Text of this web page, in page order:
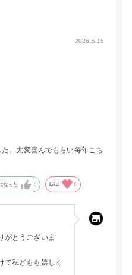
2026.5.15
。大変喜んでもらい毎年こち
なった 0 Like! 0
がとうございま
て私どもも嬉しく